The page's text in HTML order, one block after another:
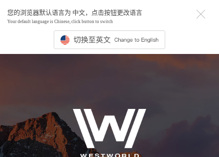
您的浏览器默认语言为 中文，点击按钮更改语言
Your default language is Chinese, click button to switch